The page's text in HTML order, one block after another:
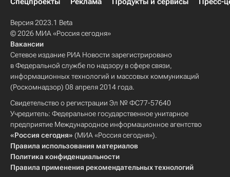
Версия 2023.1 Beta
© 2026 МИА «Россия сегодня»
Вакансии
Сетевое издание РИА Новости зарегистрировано
в Федеральной службе по надзору в сфере связи,
информационных технологий и массовых коммуникаций
(Роскомнадзор) 08 апреля 2014 года.
Свидетельство о регистрации Эл № ФС77-57640
Учредитель: Федеральное государственное унитарное
предприятие Международное информационное агентство
«Россия сегодня» (МИА «Россия сегодня»).
Правила использования материалов
Политика конфиденциальности
Правила применения рекомендательных технологий